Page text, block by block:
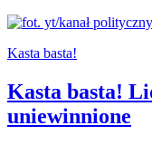
Kasta basta!
Kasta basta!
uniewinnione